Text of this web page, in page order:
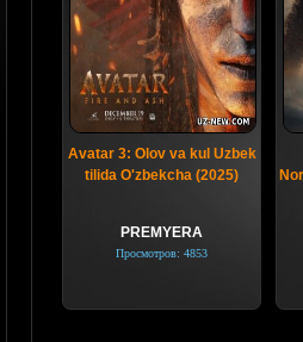
Avatar 3: Olov va kul Uzbek
tilida O'zbekcha (2025)
PREMYERA
Просмотров: 4853